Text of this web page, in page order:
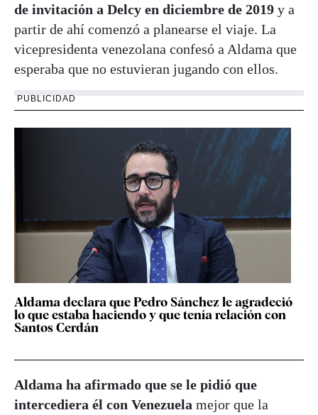
de invitación a Delcy en diciembre de 2019 y a
partir de ahí comenzó a planearse el viaje. La
vicepresidenta venezolana confesó a Aldama que
esperaba que no estuvieran jugando con ellos.
PUBLICIDAD
Aldama declara que Pedro Sánchez le agradeció
lo que estaba haciendo y que tenía relación con
Santos Cerdán
Aldama ha afirmado que se le pidió que
intercediera él con Venezuela mejor que la